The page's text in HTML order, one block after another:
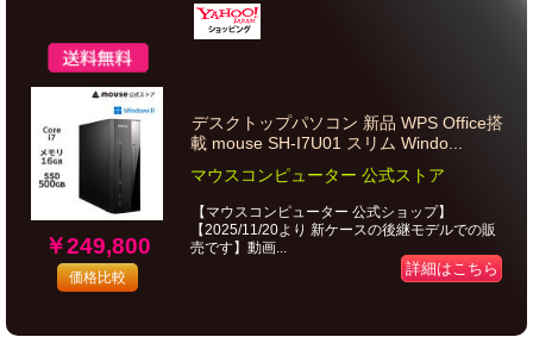
￥249,800
価格比較
デスクトップパソコン 新品 WPS Office搭
載 mouse SH-I7U01 スリム Windo...
マウスコンピューター 公式ストア
【マウスコンピューター 公式ショップ】
【2025/11/20より 新ケースの後継モデルでの販
売です】動画...
詳細はこちら